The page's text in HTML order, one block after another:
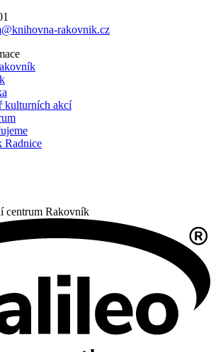
rakovnik.cz
kulturních akcí
Radnice